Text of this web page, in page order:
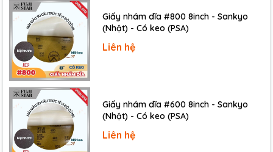
Giấy nhám dĩa #800 8inch - Sankyo
(Nhật) - Có keo (PSA)
Liên hệ
Giấy nhám dĩa #600 8inch - Sankyo
(Nhật) - Có keo (PSA)
Liên hệ